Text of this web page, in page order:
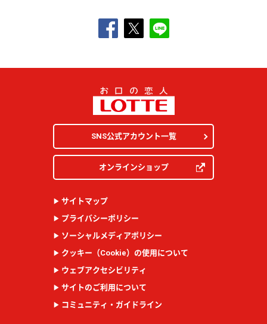
SNS公式アカウント一覧
オンラインショップ
サイトマップ
プライバシーポリシー
ソーシャルメディアポリシー
クッキー（Cookie）の使用について
ウェブアクセシビリティ
サイトのご利用について
コミュニティ・ガイドライン